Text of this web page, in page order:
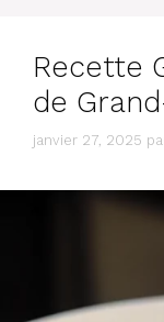
Recette
de
janvier 27, 2025